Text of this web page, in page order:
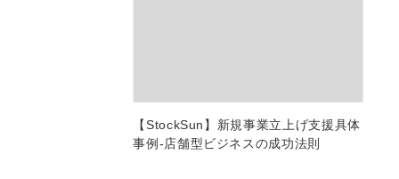
【StockSun】新規事業立上げ支援具体
事例-店舗型ビジネスの成功法則